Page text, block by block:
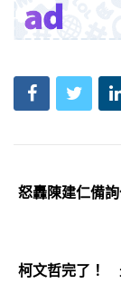
怒轟陳建仁備
柯文哲完了！